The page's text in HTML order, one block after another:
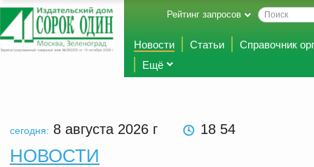
Рейтинг запросов
Новости Статьи
Справочник
Ещё
сегодня: 8 августа 2026 г 18 54
НОВОСТИ